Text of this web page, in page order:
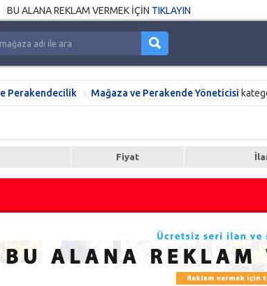
BU ALANA REKLAM VERMEK İÇİN TIKLAYIN
Perakendecilik Mağaza ve Perakende Yöneticisi
Fiyat